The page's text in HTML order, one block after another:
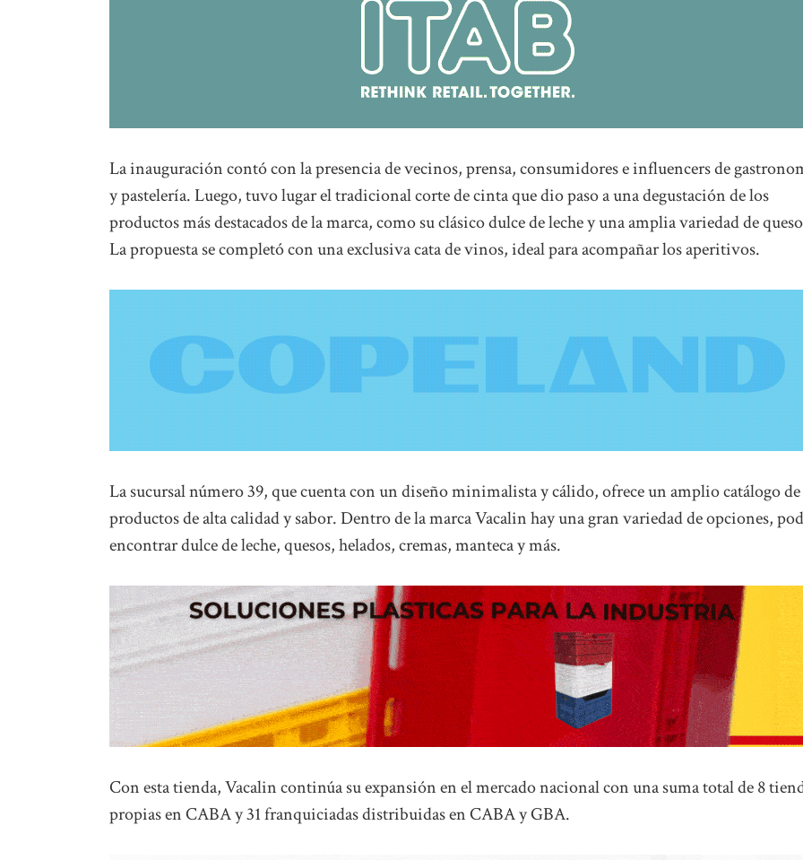
La inauguración contó con la presencia de vecinos, prensa, consumidores e influencers de
y pastelería. Luego, tuvo lugar el tradicional corte de cinta que dio paso a una degustación de los
productos más destacados de la marca, como su clásico dulce de leche y una amplia variedad de
La propuesta se completó con una exclusiva cata de vinos, ideal para acompañar los aperitivos.
La sucursal número 39, que cuenta con un diseño minimalista y cálido, ofrece un amplio catálogo de
productos de alta calidad y sabor. Dentro de la marca Vacalin hay una gran variedad de opciones,
encontrar dulce de leche, quesos, helados, cremas, manteca y más.
Con esta tienda, Vacalin continúa su expansión en el mercado nacional con una suma total de 8
propias en CABA y 31 franquiciadas distribuidas en CABA y GBA.